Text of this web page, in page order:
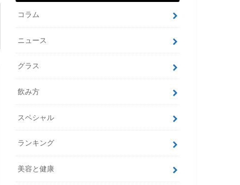
コラム
ニュース
グラス
飲み方
スペシャル
ランキング
美容と健康